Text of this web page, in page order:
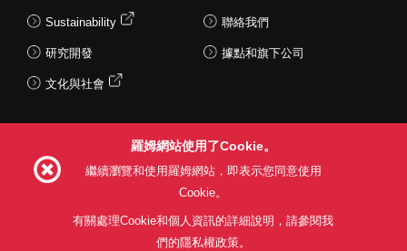
Sustainability
研究開發
文化與社會
聯絡我們
據點和旗下公司
羅姆網站使用了Cookie。
繼續瀏覽和使用羅姆網站，即表示您同意使用
Cookie。
有關處理Cookie和個人資訊的詳細說明，請參閱我
們的隱私權政策。